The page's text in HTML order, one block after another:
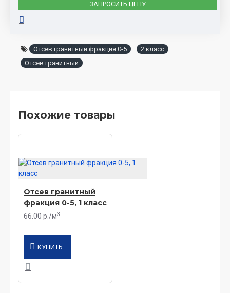
ЗАПРОСИТЬ ЦЕНУ
Отсев гранитный фракция 0-5
2 класс
Отсев гранитный
Похожие товары
Отсев гранитный
фракция 0-5, 1 класс
66.00 р./м3
КУПИТЬ